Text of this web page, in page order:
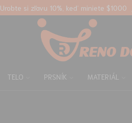
Urobte si zľavu 10%, keď miniete $1000
TELO PRSNÍK MATERIÁL